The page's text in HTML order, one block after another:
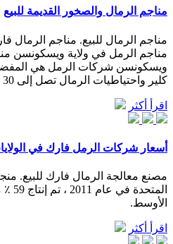
مناجم الرمال والصخور القديمة للبيع
مناجم الرمال للبيع. مناجم الرمال
مناجم الرمل في ولاية ويسكونسن
ويسكونسن شركات الرمل هي
كلير واحتياطيات الرمال تصل إلى 30 مليون طن ...
اقرأ أكثر
أسعار شركات الرمل فارك في
مصنع معالجة الرمال فارك للبيع.
الأوسط.
اقرأ أكثر